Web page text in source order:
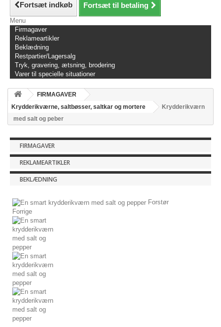
Fortsæt indkøb Fortsæt til betaling
Menu
Firmagaver
Reklameartikler
Beklædning
Restpartier/Lagersalg
Tryk, gravering, ætsning, brodering
Varer til specielle situationer
FIRMAGAVER
Krydderikværne, saltbøsser, saltkar og mortere
Krydderikværn
med salt og peber
FIRMAGAVER
REKLAMEARTIKLER
BEKLÆDNING
Forstør
Forrige